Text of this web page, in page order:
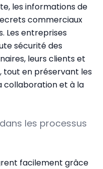
les informations de
commerciaux
Les entreprises
sécurité des
leurs clients et
tout en préservant les
collaboration et à la
les processus
facilement grâce